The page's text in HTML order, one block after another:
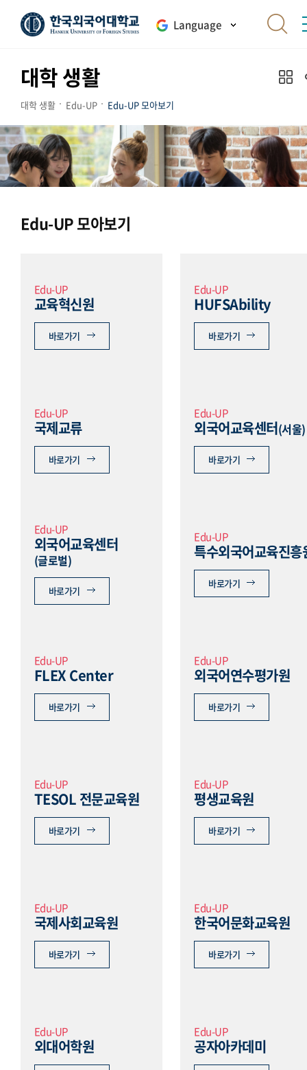
Language
대학 생활
대학 생활 Edu-UP Edu-UP 모아보기
Edu-UP 모아보기
Edu-UP
교육혁신원
바로가기
Edu-UP
HUFSAbility
바로가기
Edu-UP
국제교류
바로가기
Edu-UP
외국어교육센터(서울)
바로가기
Edu-UP
외국어교육센터
(글로벌)
바로가기
Edu-UP
특수외국어교육진흥
바로가기
Edu-UP
FLEX Center
바로가기
Edu-UP
외국어연수평가원
바로가기
Edu-UP
TESOL 전문교육원
바로가기
Edu-UP
평생교육원
바로가기
Edu-UP
국제사회교육원
바로가기
Edu-UP
한국어문화교육원
바로가기
Edu-UP
외대어학원
Edu-UP
공자아카데미